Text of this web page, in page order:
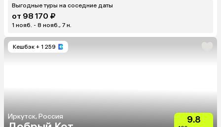
Выгодные туры на соседние даты
от 98 170 ₽
1 нояб. - 8 нояб., 7 н.
Кешбэк + 1 259
Иркутск, Россия 9.8